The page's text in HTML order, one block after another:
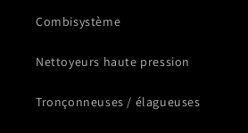
Combisystème
Nettoyeurs haute pression
Tronçonneuses / élagueuses